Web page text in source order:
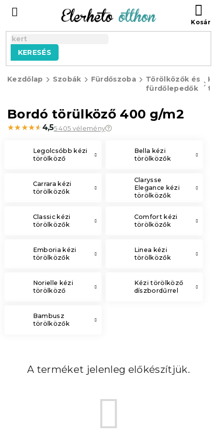
tartalomhoz
KERESÉS
Kezdőlap Szobák Fürdőszoba
Törölközők és
fürdőlepedők
Bordó törülköző 400 g/m2
★★★★★
★★★★★ 4,55 405 vélemény
Legolcsóbb kézi
törölköző
Bella kézi
törölközők
Carrara kézi
törölközők
Clarysse
Elegance kézi
törölközők
Classic kézi
törölközők
Comfort kézi
törölközők
Emboria kézi
törölközők
Linea kézi
törölközők
Norielle kézi
törölköző
Kézi törölköző
díszbordűrrel
Bambusz
törölközők
A terméket jelenleg előkészítjük.